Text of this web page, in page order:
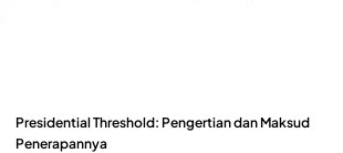
Presidential Threshold: Pengertian dan Maksud
Penerapannya